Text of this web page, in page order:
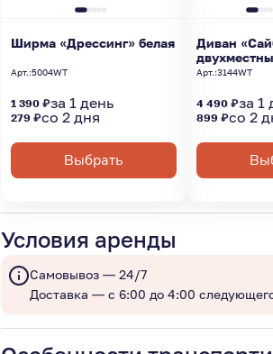
Ширма «Дрессинг» белая
Арт.:5004WT
1 390 ₽за 1 день
279 ₽со 2 дня
Выбрать
Диван
Арт.:3144WT
4 490 ₽за 1
899 ₽со 2
Условия аренды
Самовывоз — 24/7
Доставка — с 6:00 до 4:00